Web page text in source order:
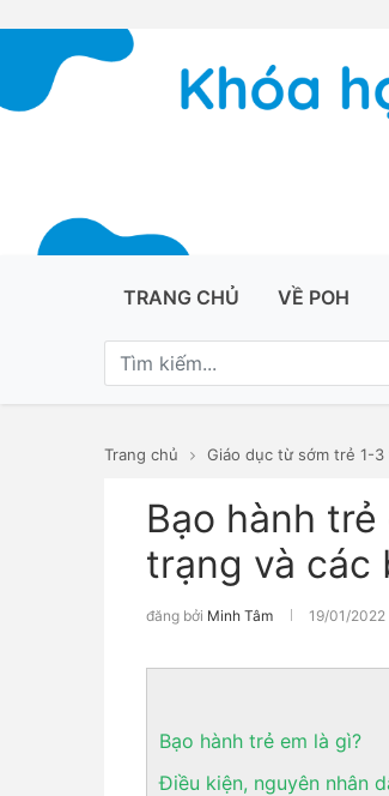
TRANG CHỦ VỀ POH
Trang chủ Giáo dục từ sớm trẻ 1-3
Bạo hành
trạng và các
đăng bởi Minh Tâm 19/01/2022
Bạo hành trẻ em là gì?
Điều kiện, nguyên nhân